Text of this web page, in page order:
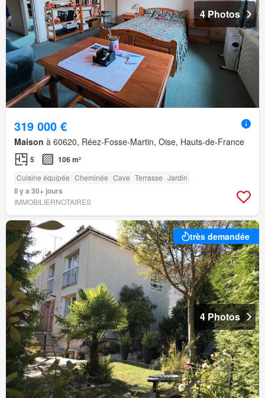
4 Photos
319 000 €
Maison à 60620, Réez-Fosse-Martin, Oise, Hauts-de-France
5 106 m²
Cuisine équipée Cheminée Cave Terrasse Jardin
Il y a 30+ jours
IMMOBILIERNOTAIRES
très demandée
4 Photos